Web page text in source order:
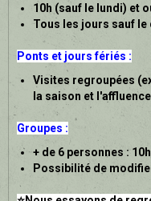
10h (sauf le lundi) et
Tous les jours sauf le
Ponts et jours fériés :
Visites regroupées
la saison et l'affluence
Groupes :
+ de 6 personnes :
Possibilité de